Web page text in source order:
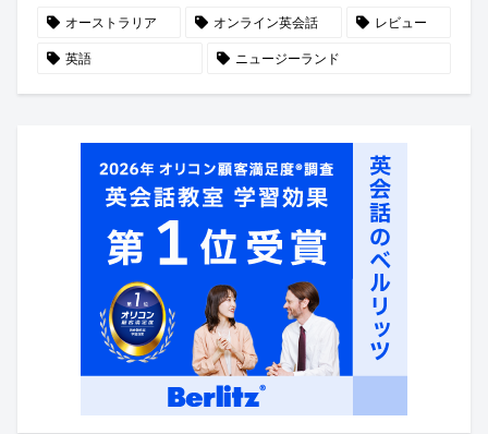
オーストラリア オンライン英会話 レビュー
英語 ニュージーランド